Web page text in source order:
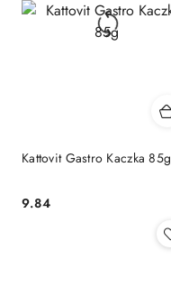
Kattovit Gastro Kaczka 85g
Cena:
9.84